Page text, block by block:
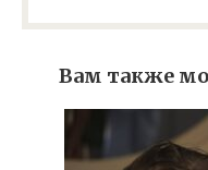
Вам также